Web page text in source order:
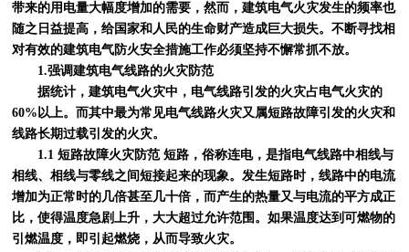
带来的用电量大幅度增加的需要，然而，建筑电气火灾发生的频率也
随之日益提高，给国家和人民的生命财产造成巨大损失。不断寻找相
对有效的建筑电气防火安全措施工作必须坚持不懈常抓不放。
1.强调建筑电气线路的火灾防范
据统计，建筑电气火灾中，电气线路引发的火灾占电气火灾的
60%以上。而其中最为常见电气线路火灾又属短路故障引发的火灾和
线路长期过载引发的火灾。
1.1 短路故障火灾防范 短路，俗称连电，是指电气线路中相线与
相线、相线与零线之间短接起来的现象。发生短路时，线路中的电流
增加为正常时的几倍甚至几十倍，而产生的热量又与电流的平方成正
比，使得温度急剧上升，大大超过允许范围。如果温度达到可燃物的
引燃温度，即引起燃烧，从而导致火灾。